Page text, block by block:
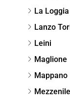
La Loggia
Lanzo
Leini
Maglione
Mappano
Mezzenile